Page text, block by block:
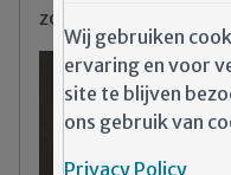
zorg binnen Emergis?
Wij gebruiken
ervaring en voor
site te blijven
ons gebruik van
Privacy Policy